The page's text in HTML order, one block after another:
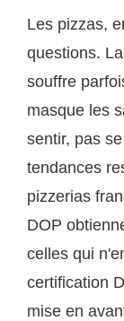
Les pizzas,
questions.
souffre
masque les
sentir, pas
tendances
pizzerias
DOP
celles qui
certification
mise en